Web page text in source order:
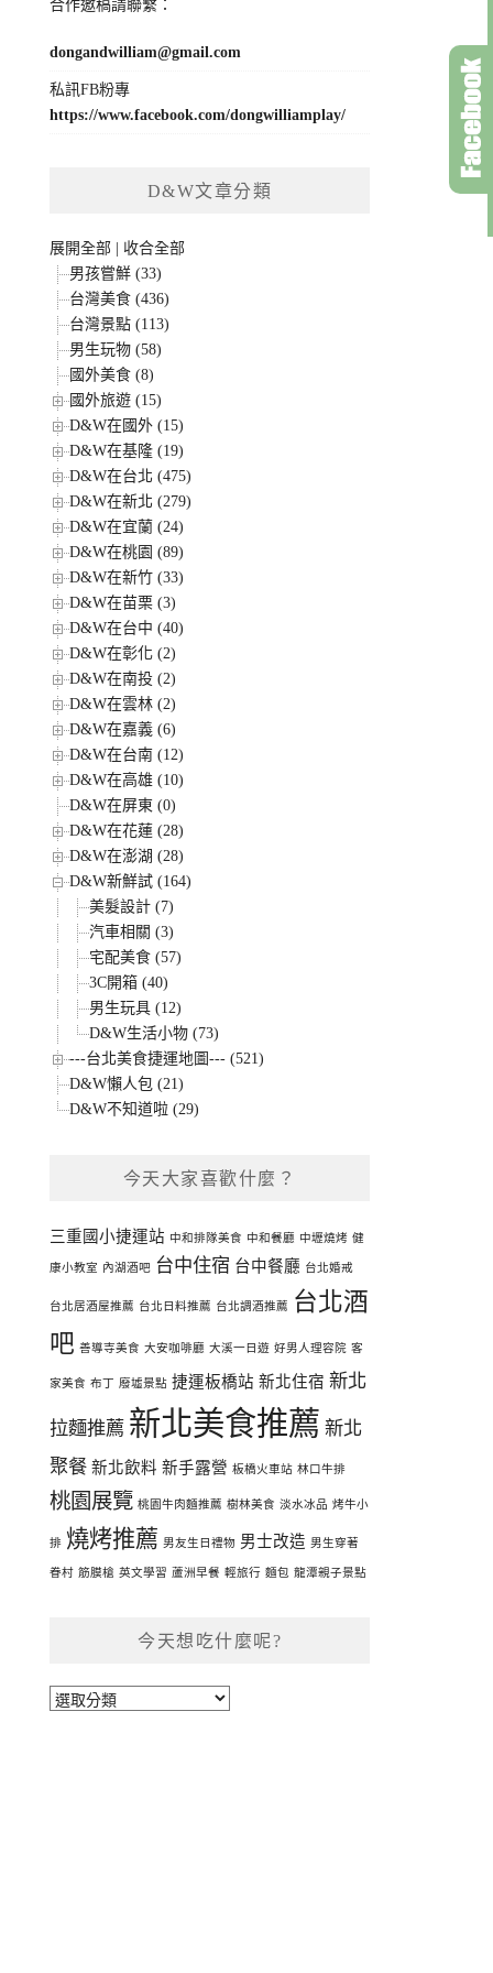
合作邀稿請聯繫：
dongandwilliam@gmail.com
私訊FB粉專
https://www.facebook.com/dongwilliamplay/
D&W文章分類
展開全部
收合全部
男孩嘗鮮 (33)
台灣美食 (436)
台灣景點 (113)
男生玩物 (58)
國外美食 (8)
國外旅遊 (15)
D&W在國外 (15)
D&W在基隆 (19)
D&W在台北 (475)
D&W在新北 (279)
D&W在宜蘭 (24)
D&W在桃園 (89)
D&W在新竹 (33)
D&W在苗栗 (3)
D&W在台中 (40)
D&W在彰化 (2)
D&W在南投 (2)
D&W在雲林 (2)
D&W在嘉義 (6)
D&W在台南 (12)
D&W在高雄 (10)
D&W在屏東 (0)
D&W在花蓮 (28)
D&W在澎湖 (28)
D&W新鮮試 (164)
美髮設計 (7)
汽車相關 (3)
宅配美食 (57)
3C開箱 (40)
男生玩具 (12)
D&W生活小物 (73)
---台北美食捷運地圖--- (521)
D&W懶人包 (21)
D&W不知道啦 (29)
今天大家喜歡什麼？
三重國小捷運站 中和排隊美食 中和餐廳 中壢燒烤 健
康小教室 內湖酒吧 台中住宿 台中餐廳 台北婚戒
台北居酒屋推薦 台北日料推薦 台北調酒推薦
台北酒
吧 善導寺美食 大安咖啡廳 大溪一日遊 好男人理容院 客
家美食 布丁 廢墟景點 捷運板橋站 新北住宿 新北
拉麵推薦 新北美食推薦 新北
聚餐 新北飲料 新手露營 板橋火車站 林口牛排
桃園展覽 桃園牛肉麵推薦 樹林美食 淡水冰品 烤牛小
排 燒烤推薦 男友生日禮物 男士改造 男生穿著
眷村 筋膜槍 英文學習 蘆洲早餐 輕旅行 麵包 龍潭親子景點
今天想吃什麼呢?
今